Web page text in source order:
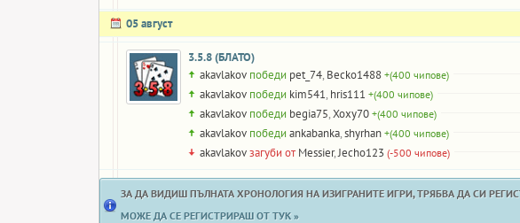
05 август
3.5.8 (БЛАТО)
akavlakov победи pet_74, Becko1488 +(400 чипове)
akavlakov победи kim541, hris111 +(400 чипове)
akavlakov победи begia75,Xoxy70 +(400 чипове)
akavlakov победи ankabanka,shyrhan +(400 чипове)
akavlakovзагуби от Messier,Jecho123 (-500 чипове)
ЗА ДА ВИДИШ ПЪЛНАТА ХРОНОЛОГИЯ НА ИЗИГРАНИТЕ ИГРИ, ТРЯБВА ДА СИ
МОЖЕ ДА СЕ РЕГИСТРИРАШ ОТ ТУК »